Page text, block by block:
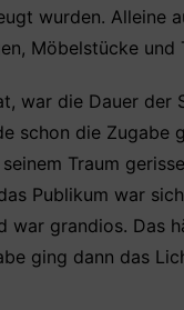
wurden. Alleine
Möbelstücke und
war die Dauer der
schon die Zugabe
Traum
Publikum war
war grandios. Das
ging dann das